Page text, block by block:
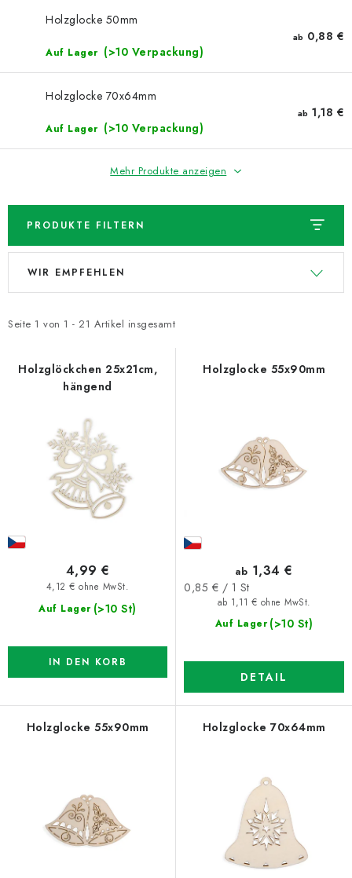
Kontaktieren Sie uns
Datenschutzerklärung
Großhandel
Holzglocke 50mm
Auf Lager (>10 Verpackung)
ab 0,88 €
Holzglocke 70x64mm
Auf Lager (>10 Verpackung)
ab 1,18 €
Mehr Produkte anzeigen
PRODUKTE FILTERN
L
t
d
k
Seite 1 von 1 - 21 Artikel insgesamt
P
d
r
WIR EMPFEHLEN
Holzglöckchen 25x21cm,
hängend
Auf Lager (>10 St)
4,12 € ohne MwSt.
4,99 €
IN DEN KORB
Holzglocke 55x90mm
Auf Lager (>10 St)
ab 1,11 € ohne MwSt.
ab 1,34 €
Verkaufspreis:
0,85 € / 1 St
DETAIL
Holzglocke 55x90mm Holzglocke 70x64mm